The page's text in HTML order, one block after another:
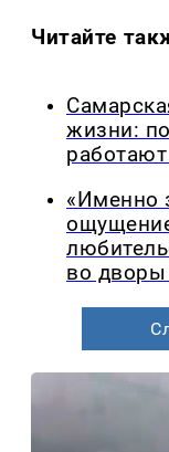
Читайте
жизни:
«Именно
во